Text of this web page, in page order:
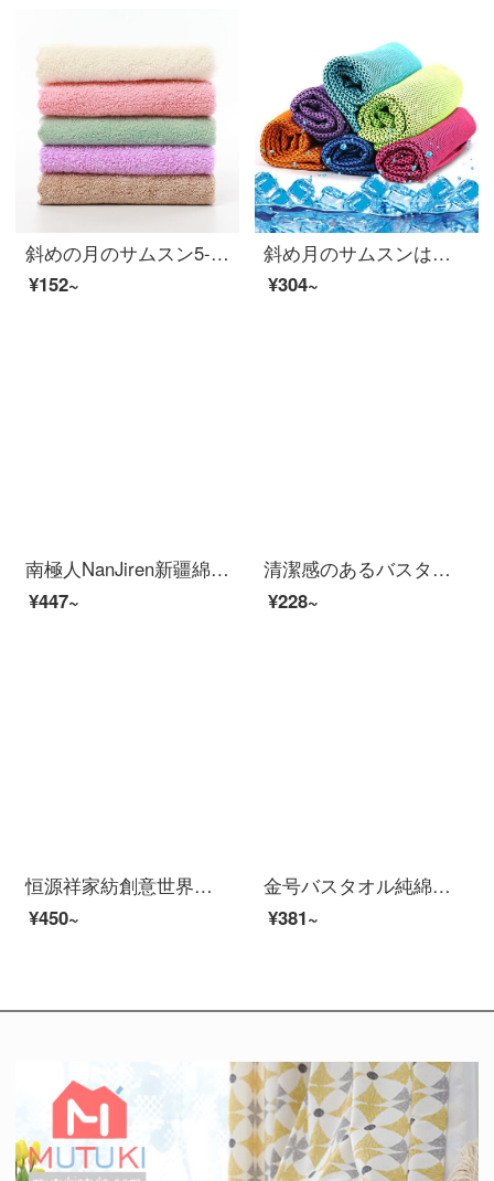
斜めの月のサムスン5-20条はサンゴの绒の赤ちゃんのよだれタオルの多機能の炊事場の食器洗いのタオルの小さいタオルを詰めます。
¥152~
斜め月のサムスンは色の5本を混ぜて、夏季の冷たいマジックタオルを詰めて旅行します。
¥304~
南極人NanJiren新疆綿大バスタオル+タオル2枚に綿を入れて柔らかく吸水します。男女バスタオルを厚くして、タオルタオルのフェイスタオルを組み合わせて70*140 cmを入れます。
¥447~
清潔感のあるバスタオルA類は吸水速度が高く、毛が長くなります。厚いバスタオルを入れて、男女風呂に入ります。柔らかいです。サンゴの大きなタオルはタオルA類のバスタオルを巻きます。浅緑です。
¥228~
恒源祥家紡創意世界家庭用純綿刺繍タオル柔軟吸水綿バスタオル大人男女通用創意世界バスタオル2092-ブラウン70 cm×140 cm（一本入り）
¥450~
金号バスタオル純綿子供赤ちゃん用ソフトアニメ可愛い吸水速乾綿大タオル3130黄色1枚
¥381~